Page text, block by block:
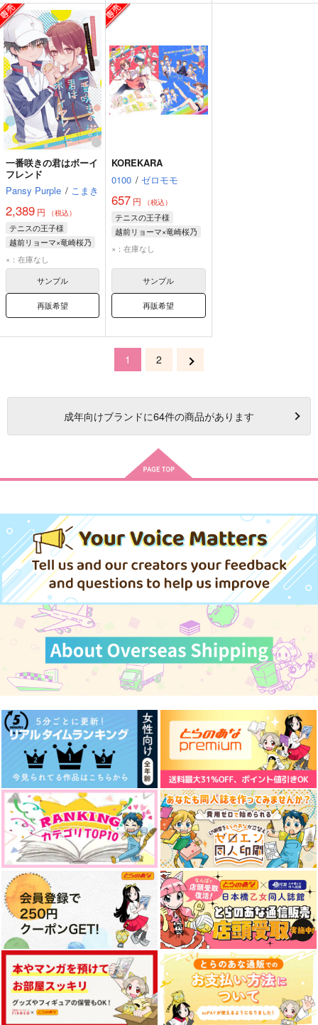
一番咲きの君はボーイ
フレンド
Pansy Purple / こまき
2,389 円 （税込）
テニスの王子様
越前リョーマ×竜崎桜乃
越前リョーマ
竜崎桜乃
×：在庫なし
サンプル
再販希望
KOREKARA
0100 / ゼロモモ
657 円 （税込）
テニスの王子様
越前リョーマ×竜崎桜乃
越前リョーマ
×：在庫なし
サンプル
再販希望
1 2
成年向けブランドに64件の商品があります